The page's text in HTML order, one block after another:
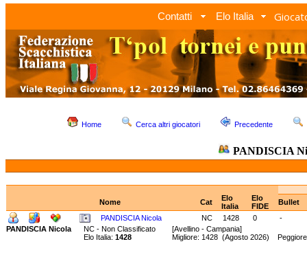
Contatti Elo Italia
Home Cerca altri giocatori Precedente
PANDISCIA
Nome Cat
Elo
Italia
Elo
FIDE
Bullet
PANDISCIA Nicola
NC 1428 0
-
PANDISCIA Nicola
NC - Non Classificato [Avellino - Campania]
Elo Italia: 1428 Migliore: 1428 (Agosto 2026)